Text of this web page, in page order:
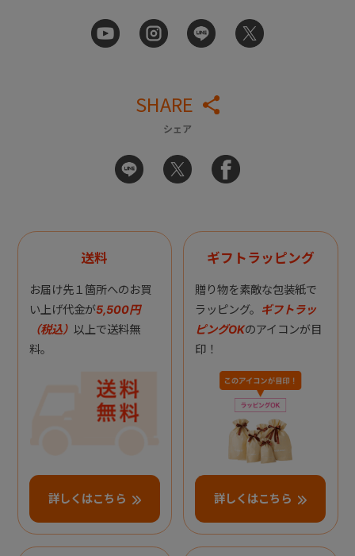
SHARE
シェア
送料
お届け先１箇所へのお買
い上げ代金が5,500円
（税込） 以上で送料無
料。
詳しくはこちら
ギフトラッピング
贈り物を素敵な包装紙で
ラッピング。 ギフトラッ
ピングOKのアイコンが目
印！
詳しくはこちら